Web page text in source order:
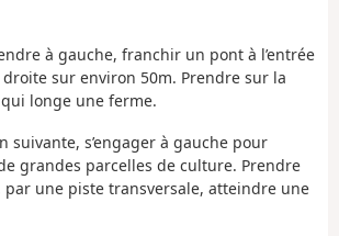
à gauche, franchir un pont à l’entrée
droite sur environ 50m. Prendre sur la
longe une ferme.
suivante, s’engager à gauche pour
grandes parcelles de culture. Prendre
par une piste transversale, atteindre une